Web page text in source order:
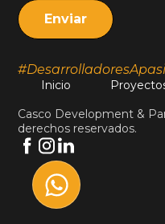
Inicio
Casco Development &
derechos reservados.